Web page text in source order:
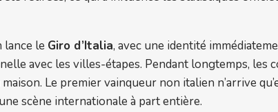
le Giro d’Italia, avec une identité
avec les villes-étapes. Pendant longtemps, les
Le premier vainqueur non italien n’arrive
scène internationale à part entière.